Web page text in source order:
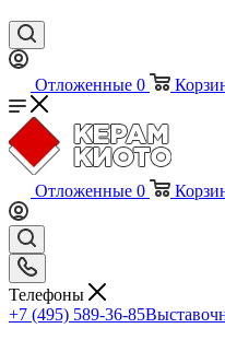
Отложенные 0
Отложенные 0
Телефоны
+7 (495) 589-36-85